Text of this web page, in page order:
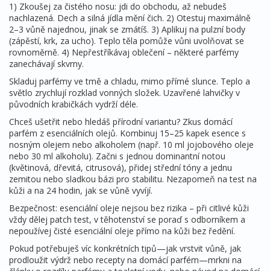
1) Zkoušej za čistého nosu: jdi do obchodu, až nebudeš
nachlazená. Dech a silná jídla mění čich. 2) Otestuj maximálně
2–3 vůně najednou, jinak se zmátíš. 3) Aplikuj na pulzní body
(zápěstí, krk, za ucho). Teplo těla pomůže vůni uvolňovat se
rovnoměrně. 4) Nepřestříkávaj oblečení – některé parfémy
zanechávají skvrny.
Skladuj parfémy ve tmě a chladu, mimo přímé slunce. Teplo a
světlo zrychlují rozklad vonných složek. Uzavřené lahvičky v
původních krabičkách vydrží déle.
Chceš ušetřit nebo hledáš přírodní variantu? Zkus domácí
parfém z esenciálních olejů. Kombinuj 15–25 kapek esence s
nosným olejem nebo alkoholem (např. 10 ml jojobového oleje
nebo 30 ml alkoholu). Začni s jednou dominantní notou
(květinová, dřevitá, citrusová), přidej střední tóny a jednu
zemitou nebo sladkou bázi pro stabilitu. Nezapomeň na test na
kůži a na 24 hodin, jak se vůně vyvíjí.
Bezpečnost: esenciální oleje nejsou bez rizika – při citlivé kůži
vždy dělej patch test, v těhotenství se poraď s odborníkem a
nepoužívej čisté esenciální oleje přímo na kůži bez ředění.
Pokud potřebuješ víc konkrétních tipů—jak vrstvit vůně, jak
prodloužit výdrž nebo recepty na domácí parfém—mrkni na